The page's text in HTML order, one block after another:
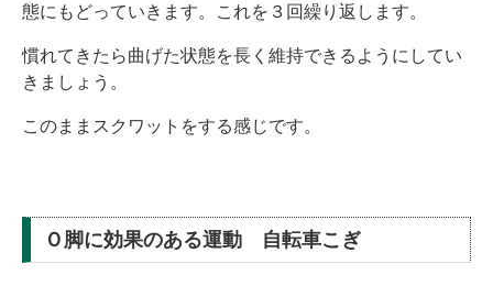
態にもどっていきます。これを３回繰り返します。
慣れてきたら曲げた状態を長く維持できるようにしてい
きましょう。
このままスクワットをする感じです。
Ｏ脚に効果のある運動 自転車こぎ